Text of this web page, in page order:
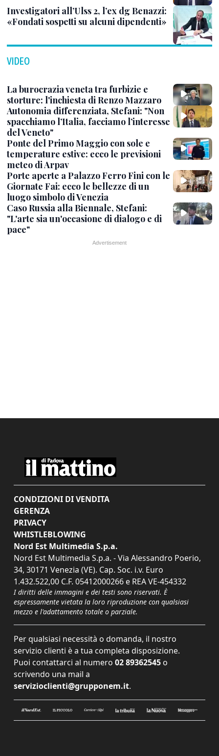
Investigatori all’Ulss 2, l’ex dg Benazzi:
«Fondati sospetti su alcuni dipendenti»
VIDEO
La burocrazia veneta tra furbizie e
storture: l'inchiesta di Renzo Mazzaro
Autonomia differenziata, Stefani: "Non
spacchiamo l’Italia, facciamo l’interesse
del Veneto"
Ponte del Primo Maggio con sole e
temperature estive: ecco le previsioni
meteo di Arpav
Porte aperte a Palazzo Ferro Fini con le
Giornate Fai: ecco le bellezze di un
luogo simbolo di Venezia
Caso Russia alla Biennale, Stefani:
"L'arte sia un'occasione di dialogo e di
pace"
CONDIZIONI DI VENDITA
GERENZA
PRIVACY
WHISTLEBLOWING
Nord Est Multimedia S.p.a.
Nord Est Multimedia S.p.a. - Via Alessandro Poerio,
34, 30171 Venezia (VE). Cap. Soc. i.v. Euro
1.432.522,00 C.F. 05412000266 e REA VE-454332
I diritti delle immagini e dei testi sono riservati. È
espressamente vietata la loro riproduzione con qualsiasi
mezzo e l'adattamento totale o parziale.
Per qualsiasi necessità o domanda, il nostro
servizio clienti è a tua completa disposizione.
Puoi contattarci al numero 02 89362545 o
scrivendo una mail a
servizioclienti@grupponem.it.